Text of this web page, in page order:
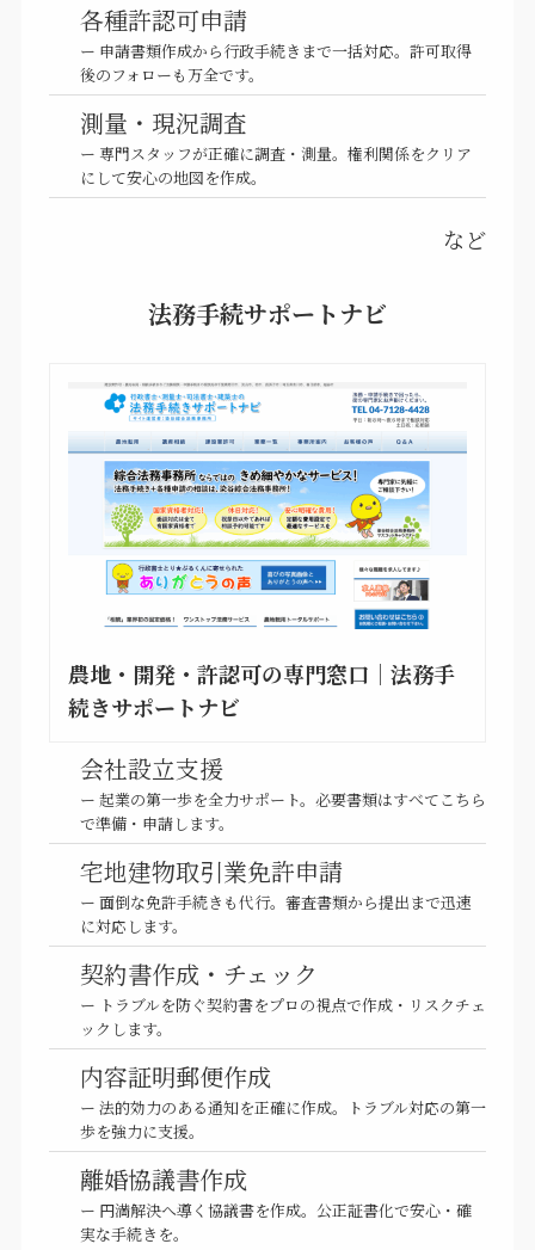
各種許認可申請
ー 申請書類作成から行政手続きまで一括対応。許可取得
後のフォローも万全です。
測量・現況調査
ー 専門スタッフが正確に調査・測量。権利関係をクリア
にして安心の地図を作成。
など
法務手続サポートナビ
農地・開発・許認可の専門窓口｜法務手
続きサポートナビ
会社設立支援
ー 起業の第一歩を全力サポート。必要書類はすべてこちら
で準備・申請します。
宅地建物取引業免許申請
ー 面倒な免許手続きも代行。審査書類から提出まで迅速
に対応します。
契約書作成・チェック
ー トラブルを防ぐ契約書をプロの視点で作成・リスクチェ
ックします。
内容証明郵便作成
ー 法的効力のある通知を正確に作成。トラブル対応の第一
歩を強力に支援。
離婚協議書作成
ー 円満解決へ導く協議書を作成。公正証書化で安心・確
実な手続きを。